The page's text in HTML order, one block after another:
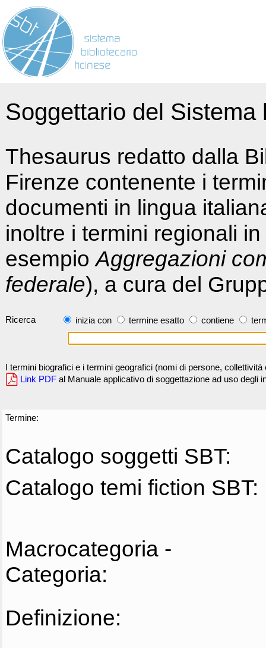
Soggettario del
Thesaurus redatto dalla
Firenze contenente i
documenti in lingua
inoltre i termini regionali
esempioAggregazioni
federale), a cura del
Ricerca inizia con termine esatto contiene
I termini biografici e i termini geografici (nomi di persone,
Link PDF al Manuale applicativo di soggettazione ad uso degli
Termine:
Catalogo soggetti SBT:
Catalogo temi fiction SBT:
Macrocategoria -
Categoria:
Definizione: